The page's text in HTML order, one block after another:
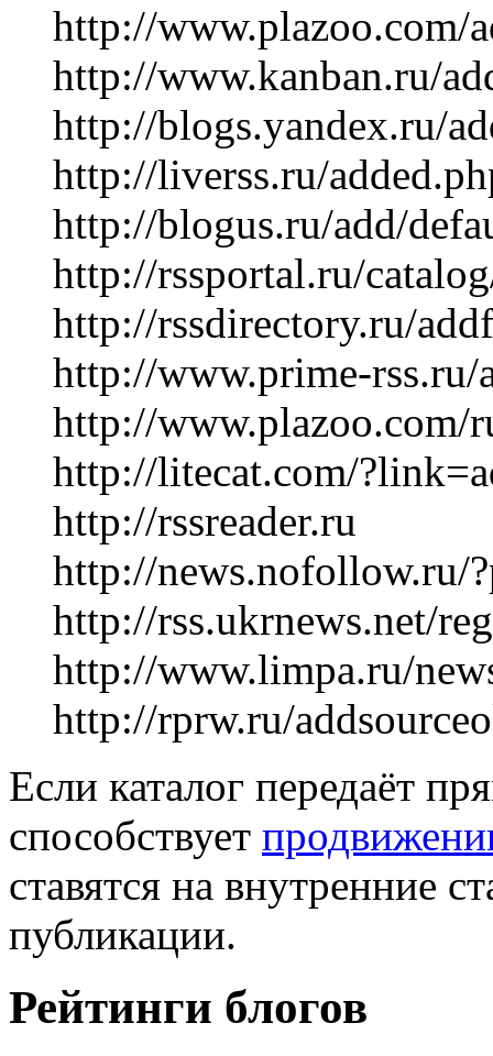
http://www.plazoo.com/
http://www.kanban.ru/
http://blogs.yandex.ru/
http://liverss.ru/
http://blogus.ru/add/
http://rssportal.ru/
http://rssdirectory.ru/
http://www.prime-rss.ru/
http://www.plazoo.com/
http://litecat.com/
http://rssreader.ru
http://news.nofollow.ru/
http://rss.ukrnews.net/
http://www.limpa.ru/
http://rprw.ru/
Если каталог передаёт
способствует
ставятся на внутренние
публикации.
Рейтинги блогов